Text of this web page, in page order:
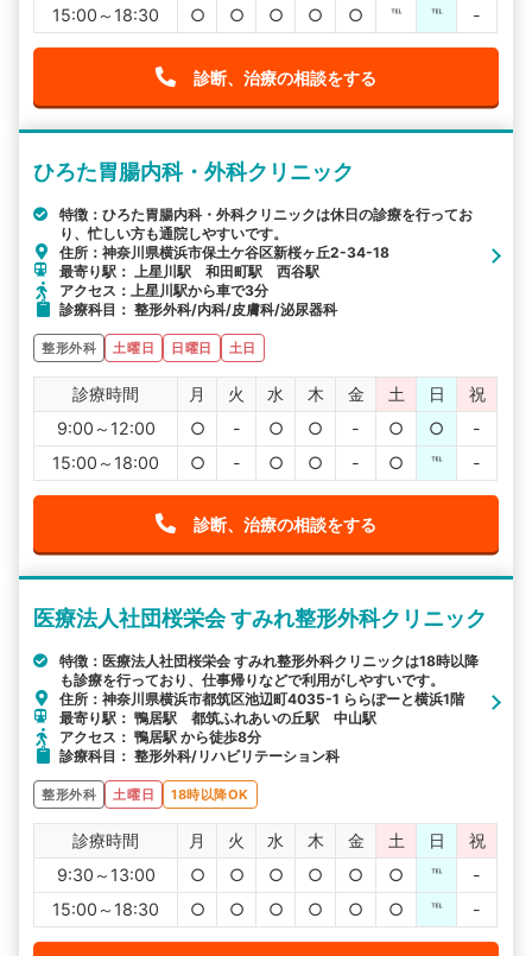
15:00～18:30 ○ ○ ○ ○ ○ ℡ ℡ -
診断、治療の相談をする
ひろた胃腸内科・外科クリニック
特徴：ひろた胃腸内科・外科クリニックは休日の診療を行ってお
り、忙しい方も通院しやすいです。
住所：神奈川県横浜市保土ケ谷区新桜ヶ丘2-34-18
最寄り駅： 上星川駅 和田町駅 西谷駅
アクセス：上星川駅から車で3分
診療科目： 整形外科/内科/皮膚科/泌尿器科
整形外科 土曜日 日曜日 土日
診療時間 月 火 水 木 金 土 日
祝
9:00～12:00
○ - ○ ○ - ○ ○
-
15:00～18:00
○ - ○ ○ - ○ ℡ -
診断、治療の相談をする
医療法人社団桜栄会 すみれ整形外科クリニック
特徴：医療法人社団桜栄会 すみれ整形外科クリニックは18時以降
も診療を行っており、仕事帰りなどで利用がしやすいです。
住所：神奈川県横浜市都筑区池辺町4035-1 ららぽーと横浜1階
最寄り駅： 鴨居駅 都筑ふれあいの丘駅 中山駅
アクセス： 鴨居駅 から徒歩8分
診療科目： 整形外科/リハビリテーション科
整形外科 土曜日 18時以降OK
診療時間 月 火 水 木 金 土 日
祝
9:30～13:00
○ ○ ○ ○ ○ ○ ℡
-
15:00～18:30
○ ○ ○ ○ ○ ○ ℡ -